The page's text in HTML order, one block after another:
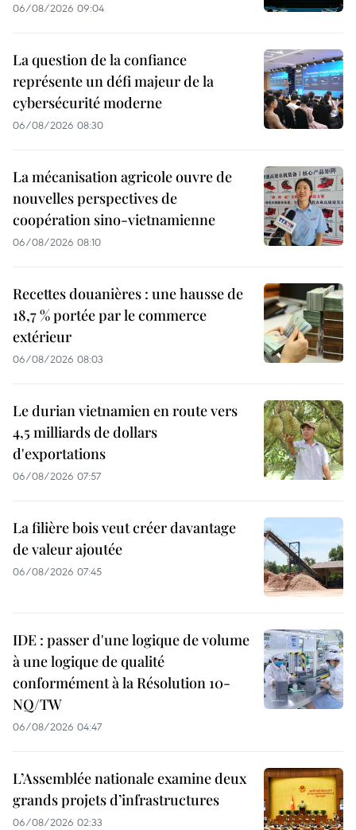
06/08/2026 09:04
La question de la confiance
représente un défi majeur de la
cybersécurité moderne
06/08/2026 08:30
La mécanisation agricole ouvre de
nouvelles perspectives de
coopération sino-vietnamienne
06/08/2026 08:10
Recettes douanières : une hausse de
18,7 % portée par le commerce
extérieur
06/08/2026 08:03
Le durian vietnamien en route vers
4,5 milliards de dollars
d'exportations
06/08/2026 07:57
La filière bois veut créer davantage
de valeur ajoutée
06/08/2026 07:45
IDE : passer d'une logique de volume
à une logique de qualité
conformément à la Résolution 10-
NQ/TW
06/08/2026 04:47
L’Assemblée nationale examine deux
grands projets d’infrastructures
06/08/2026 02:33